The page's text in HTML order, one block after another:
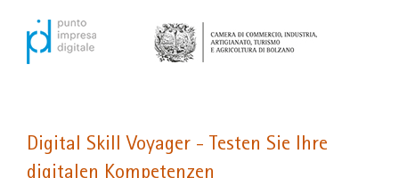
Digital Skill Voyager - Testen Sie Ihre